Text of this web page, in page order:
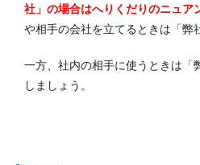
社」の場合はへりくだりのニュア
や相手の会社を立てるときは「弊
一方、社内の相手に使うときは「
しましょう。